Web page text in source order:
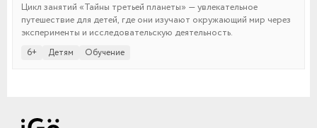
Цикл занятий «Тайны третьей планеты» — увлекательное
путешествие для детей, где они изучают окружающий мир через
эксперименты и исследовательскую деятельность.
6+ Детям Обучение